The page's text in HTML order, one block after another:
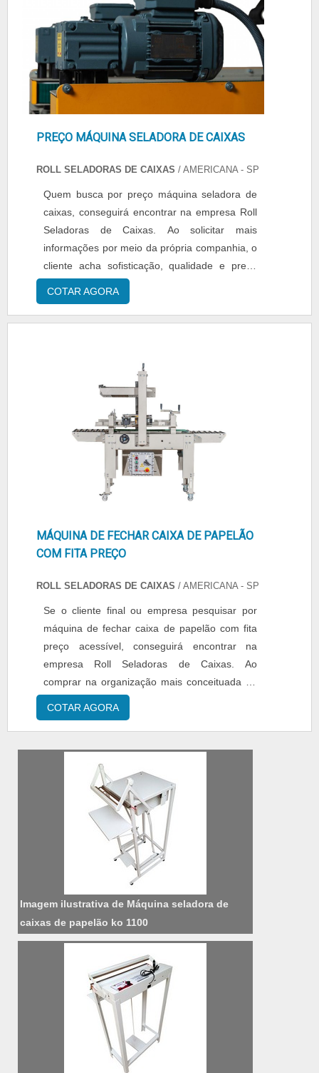
PREÇO MÁQUINA SELADORA DE CAIXAS
ROLL SELADORAS DE CAIXAS / AMERICANA - SP
Quem busca por preço máquina seladora de
caixas, conseguirá encontrar na empresa Roll
Seladoras de Caixas. Ao solicitar mais
informações por meio da própria companhia, o
cliente acha sofisticação, qualidade e preço
justo em um só lugar.Quando a questão é
preço máquina seladora de caixas, com a
final.ALGUNS DETALHES SOBRE PREÇO ...
COTAR AGORA
MÁQUINA DE FECHAR CAIXA DE PAPELÃO
COM FITA PREÇO
ROLL SELADORAS DE CAIXAS / AMERICANA - SP
Se o cliente final ou empresa pesquisar por
máquina de fechar caixa de papelão com fita
preço acessível, conseguirá encontrar na
empresa Roll Seladoras de Caixas. Ao
comprar na organização mais conceituada do
ramo, o cliente conta com o melhor em
qualidade e custo-benefício.MAIS SOBRE
COM FITA PREÇO JUSTO Quem pesquisa na
internet por máquina de fechar caixa de
papelão com fita preço acessível em uma e...
COTAR AGORA
Imagem ilustrativa de Máquina seladora de
caixas de papelão ko 1100